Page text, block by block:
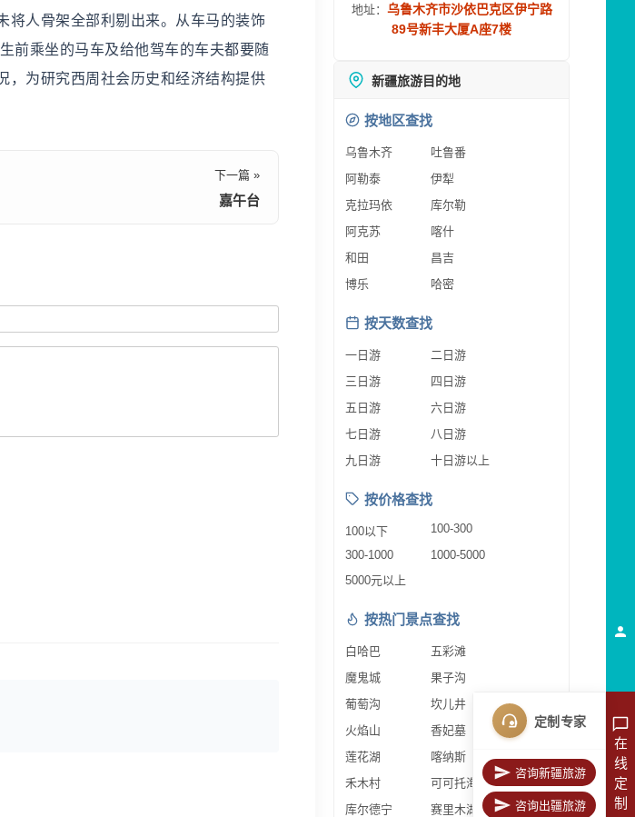
将人骨架全部利剔出来。从车马的装饰
前乘坐的马车及给他驾车的车夫都要随
，为研究西周社会历史和经济结构提供
下一篇 »
嘉午台
地址： 乌鲁木齐市沙依巴克区伊宁路
89号新丰大厦A座7楼
新疆旅游目的地
按地区查找
乌鲁木齐
吐鲁番
阿勒泰
伊犁
克拉玛依
库尔勒
阿克苏
喀什
和田
昌吉
博乐
哈密
按天数查找
一日游
二日游
三日游
四日游
五日游
六日游
七日游
八日游
九日游
十日游以上
按价格查找
100以下
100-300
300-1000
1000-5000
5000元以上
按热门景点查找
白哈巴
五彩滩
魔鬼城
果子沟
葡萄沟
坎儿井
火焰山
香妃墓
莲花湖
喀纳斯
禾木村
可可托海
库尔德宁
赛里木湖
在
线
定
制
定制专家
咨询新疆旅游
咨询出疆旅游